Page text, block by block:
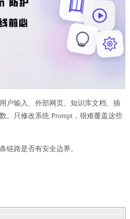
户输入、外部网页、知识库文档、插
。只修改系统 Prompt，很难覆盖这些
链路是否有安全边界。